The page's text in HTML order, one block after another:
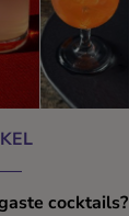
cocktails?